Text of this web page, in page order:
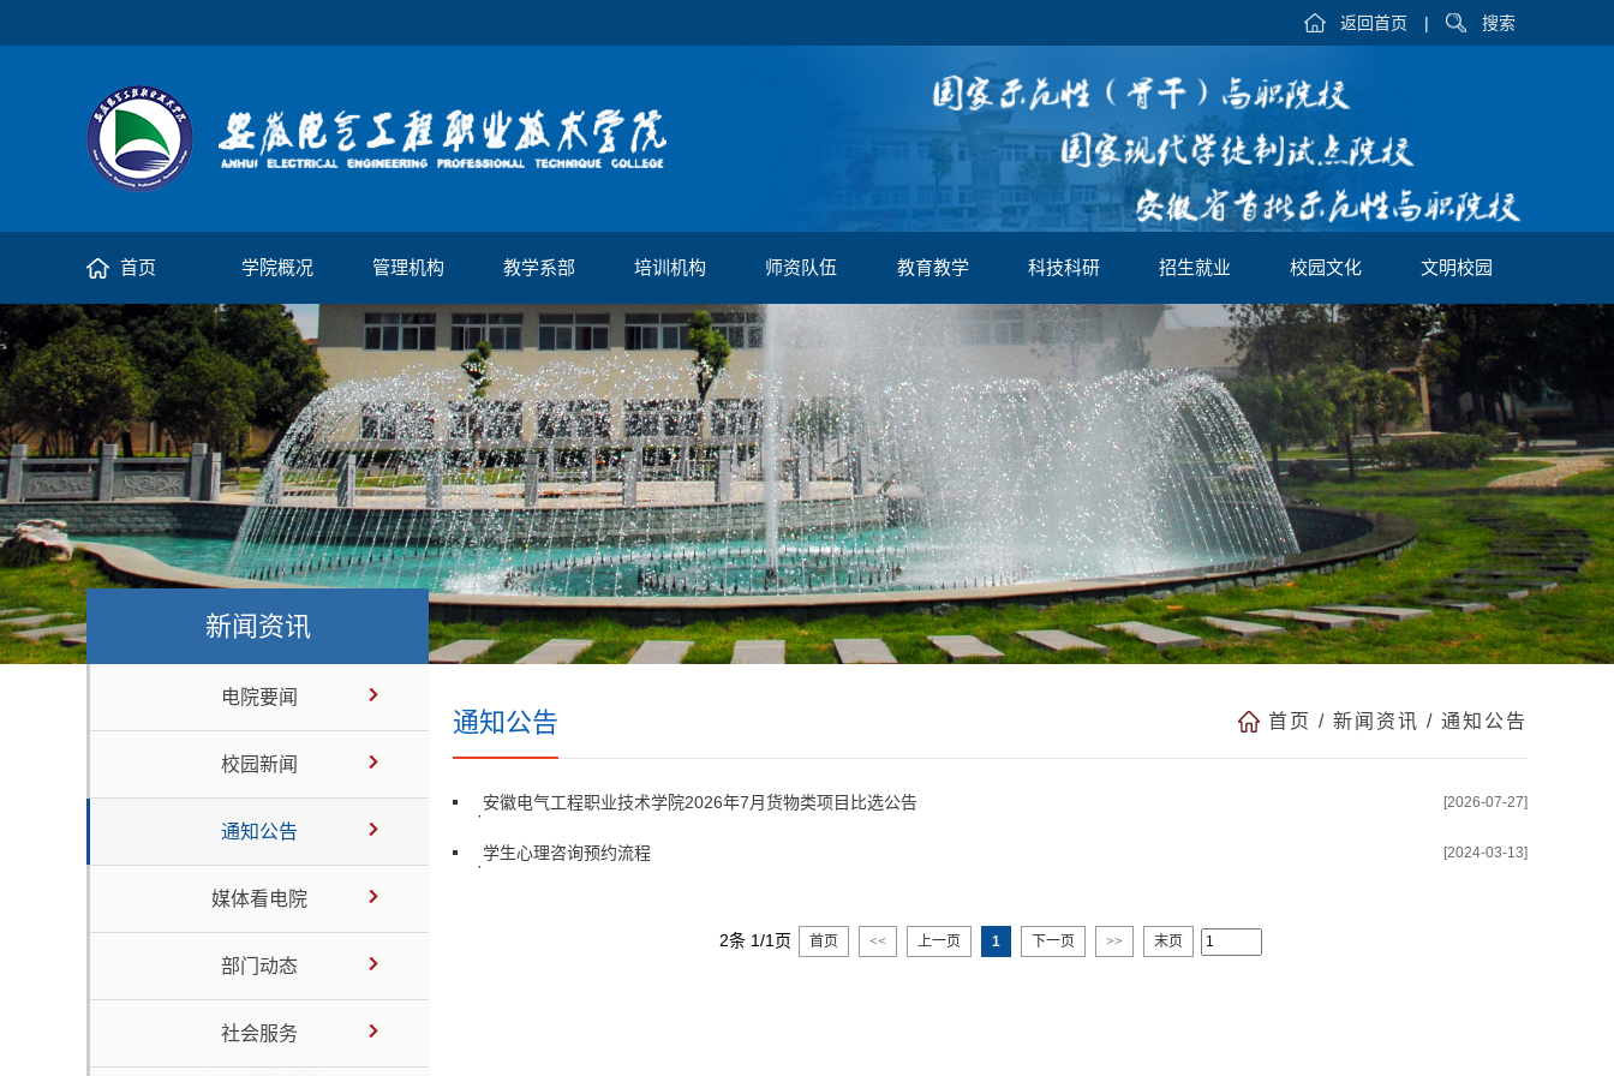
返回首页 | 搜索
首页 学院概况 管理机构 教学系部 培训机构 师资队伍 教育教学 科技科研 招生就业 校园文化 文明校园
新闻资讯
电院要闻
校园新闻
通知公告
媒体看电院
部门动态
社会服务
通知公告 首页 / 新闻资讯 / 通知公告
[2026-07-27]
·
安徽电气工程职业技术学院2026年7月货物类项目比选公告
[2024-03-13]
·
学生心理咨询预约流程
2条 1/1页 首页 << 上一页 1 下一页 >> 末页